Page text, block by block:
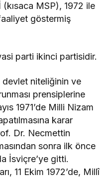
MSP), 1972 ile
göstermiş
parti ikinci partisidir.
niteliğinin ve
prensiplerine
1971’de Milli Nizam
karar
Dr. Necmettin
sonra ilk önce
İsviçre’ye gitti.
11 Ekim 1972’de, Millî